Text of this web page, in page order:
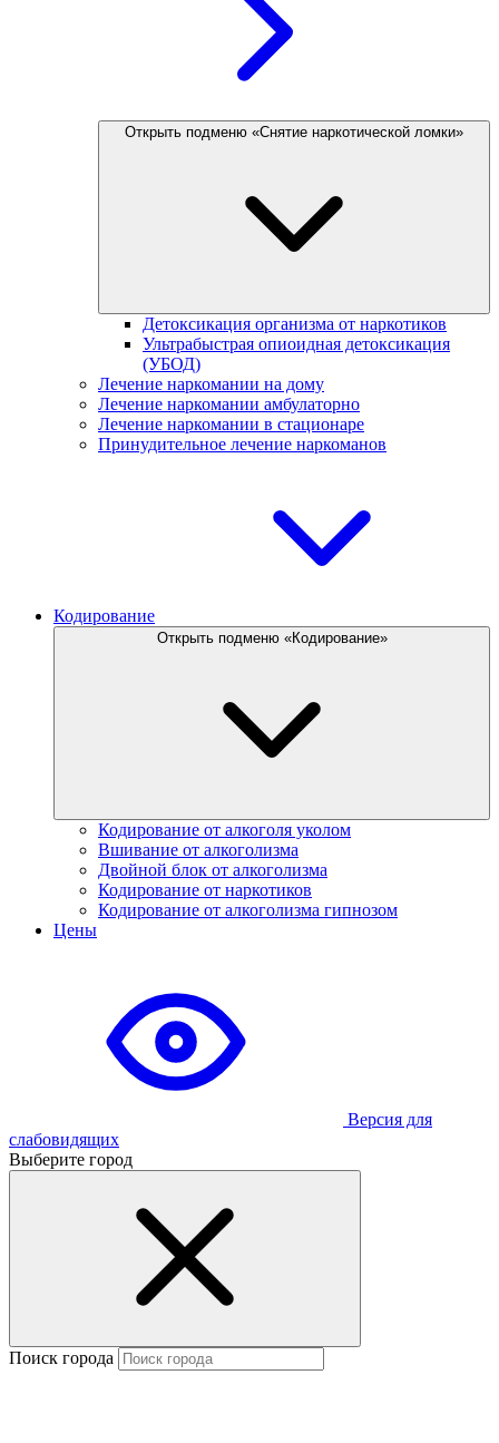
Открыть подменю «Снятие наркотической ломки»
Детоксикация организма от наркотиков
Ультрабыстрая опиоидная детоксикация
(УБОД)
Лечение наркомании на дому
Лечение наркомании амбулаторно
Лечение наркомании в стационаре
Принудительное лечение наркоманов
Кодирование
Открыть подменю «Кодирование»
Кодирование от алкоголя уколом
Вшивание от алкоголизма
Двойной блок от алкоголизма
Кодирование от наркотиков
Кодирование от алкоголизма гипнозом
Цены
Версия для
слабовидящих
Выберите город
Поиск города